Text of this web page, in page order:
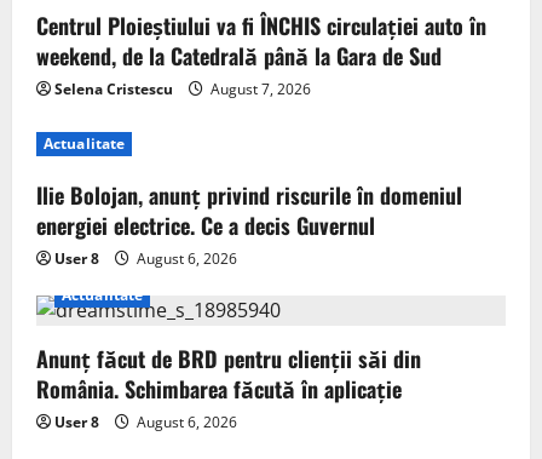
Centrul Ploieștiului va fi ÎNCHIS circulației auto în
weekend, de la Catedrală până la Gara de Sud
Selena Cristescu August 7, 2026
Actualitate
Ilie Bolojan, anunț privind riscurile în domeniul
energiei electrice. Ce a decis Guvernul
User 8
August 6, 2026
Actualitate
Anunț făcut de BRD pentru clienții săi din
România. Schimbarea făcută în aplicație
User 8 August 6, 2026